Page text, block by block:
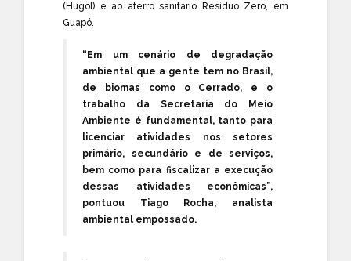
(Hugol) e ao aterro sanitário Resíduo Zero, em
Guapó.
“Em um cenário de degradação
ambiental que a gente tem no Brasil,
de biomas como o Cerrado, e o
trabalho da Secretaria do Meio
Ambiente é fundamental, tanto para
licenciar atividades nos setores
primário, secundário e de serviços,
bem como para fiscalizar a execução
dessas atividades econômicas”,
pontuou Tiago Rocha, analista
ambiental empossado.